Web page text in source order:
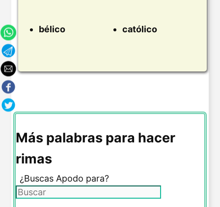
bélico católico
Más palabras para hacer
rimas
¿Buscas Apodo para?